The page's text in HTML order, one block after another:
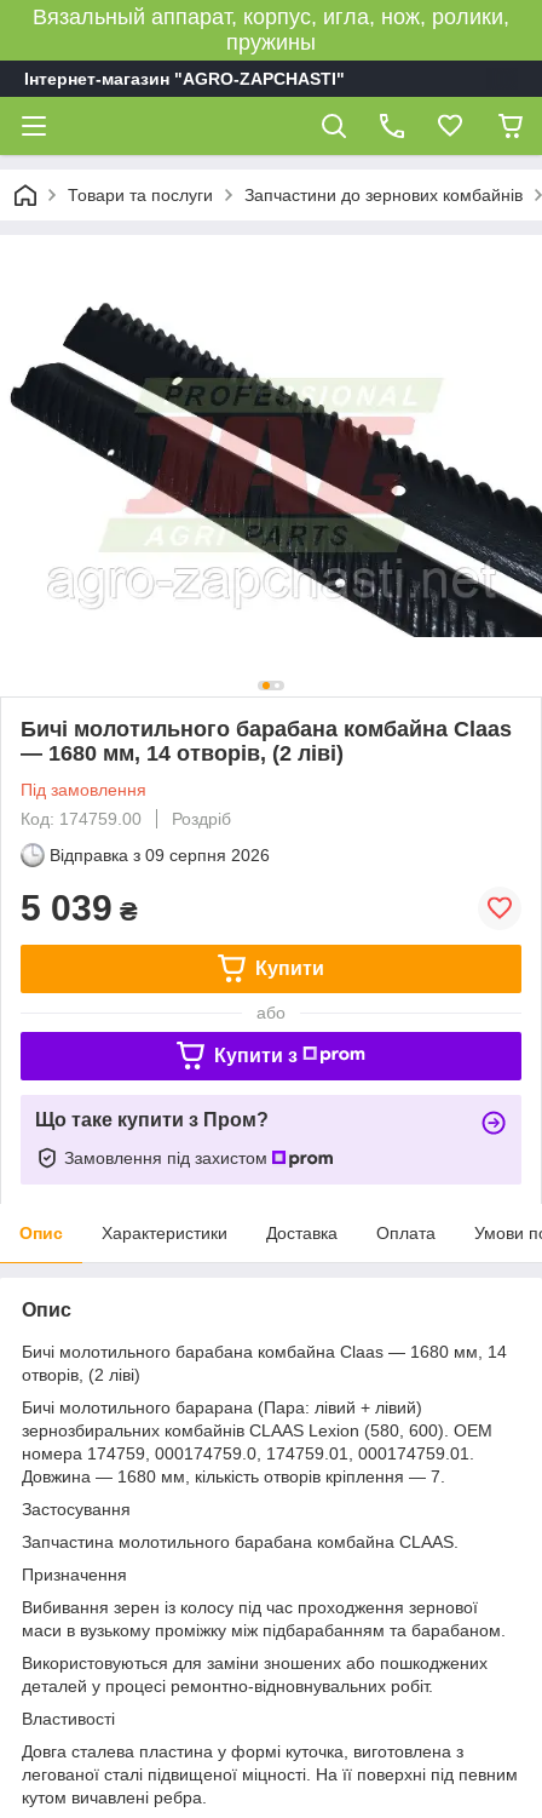
Вязальный аппарат, корпус, игла, нож, ролики,
пружины
Інтернет-магазин "AGRO-ZAPCHASTI"
Товари та послуги Запчастини до зернових комбайнів
Бичі молотильного барабана комбайна Claas
— 1680 мм, 14 отворів, (2 ліві)
Під замовлення
Код: 174759.00
Роздріб
Відправка з 09 серпня 2026
5 039 ₴
Купити
або
Купити з
Що таке купити з Пром?
Замовлення під захистом
Опис Характеристики Доставка Оплата Умови
Опис
Бичі молотильного барабана комбайна Claas — 1680 мм, 14
отворів, (2 ліві)
Бичі молотильного барарана (Пара: лівий + лівий)
зернозбиральних комбайнів CLAAS Lexion (580, 600). OEM
номерa 174759, 000174759.0, 174759.01, 000174759.01.
Довжина — 1680 мм, кількість отворів кріплення — 7.
Застосування
Запчастина молотильного барабана комбайна CLAAS.
Призначення
Вибивання зерен із колосу під час проходження зернової
маси в вузькому проміжку між підбарабанням та барабаном.
Використовуються для заміни зношених або пошкоджених
деталей у процесі ремонтно-відновнувальних робіт.
Властивості
Довга сталева пластина у формі куточка, виготовлена з
легованої сталі підвищеної міцності. На її поверхні під певним
кутом вичавлені ребра.